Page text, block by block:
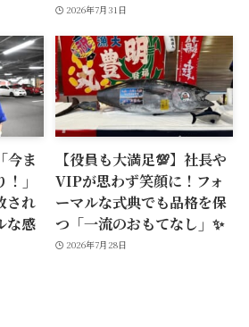
2026年7月31日
今ま
」
され
な感
【役員も大満足💯】社長や
VIPが思わず笑顔に！フォ
ーマルな式典でも品格を保
つ「一流のおもてなし」✨
2026年7月28日